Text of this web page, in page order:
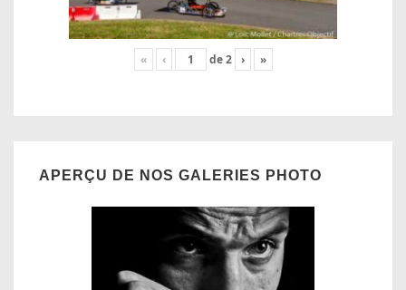
« ‹ de2 › »
APERÇU DE NOS GALERIES PHOTO